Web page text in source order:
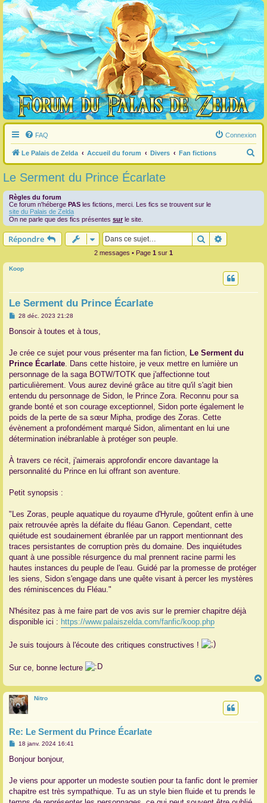
FAQ Connexion
Le Palais de Zelda Accueil du forum Divers Fan fictions
e
Le Serment du Prince Écarlate
Règles du forum
Ce forum n'héberge PAS les fictions, merci. Les fics se trouvent sur le
site du Palais de Zelda
On ne parle que des fics présentes surle site.
Répondre Rechercher
2 messages • Page 1 sur 1
Koop
Le Serment du Prince Écarlate
M
s
g
28 déc. 2023 21:28
Bonsoir à toutes et à tous,
Je crée ce sujet pour vous présenter ma fan fiction, Le Serment du
Prince Écarlate. Dans cette histoire, je veux mettre en lumière un
personnage de la saga BOTW/TOTK que j'affectionne tout
particulièrement. Vous aurez deviné grâce au titre qu'il s'agit bien
entendu du personnage de Sidon, le Prince Zora. Reconnu pour sa
grande bonté et son courage exceptionnel, Sidon porte également le
poids de la perte de sa sœur Mipha, prodige des Zoras. Cette
évènement a profondément marqué Sidon, alimentant en lui une
détermination inébranlable à protéger son peuple.
À travers ce récit, j'aimerais approfondir encore davantage la
personnalité du Prince en lui offrant son aventure.
Petit synopsis :
"Les Zoras, peuple aquatique du royaume d'Hyrule, goûtent enfin à une
paix retrouvée après la défaite du fléau Ganon. Cependant, cette
quiétude est soudainement ébranlée par un rapport mentionnant des
traces persistantes de corruption près du domaine. Des inquiétudes
quant à une possible résurgence du mal prennent racine parmi les
hautes instances du peuple de l'eau. Guidé par la promesse de protéger
les siens, Sidon s'engage dans une quête visant à percer les mystères
des réminiscences du Fléau."
N'hésitez pas à me faire part de vos avis sur le premier chapitre déjà
disponible ici : https://www.palaiszelda.com/fanfic/koop.php
Je suis toujours à l'écoute des critiques constructives !
Sur ce, bonne lecture
a
u
Nitro
Re: Le Serment du Prince Écarlate
M
s
g
18 janv. 2024 16:41
Bonjour bonjour,
Je viens pour apporter un modeste soutien pour ta fanfic dont le premier
chapitre est très sympathique. Tu as un style bien fluide et tu prends le